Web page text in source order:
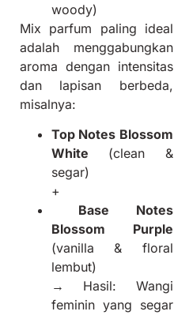
woody)
Mix parfum paling ideal
adalah menggabungkan
aroma dengan intensitas
dan lapisan berbeda,
misalnya:
Top Notes Blossom
White (clean &
segar)
+
Base Notes
Blossom Purple
(vanilla & floral
lembut)
→ Hasil: Wangi
feminin yang segar